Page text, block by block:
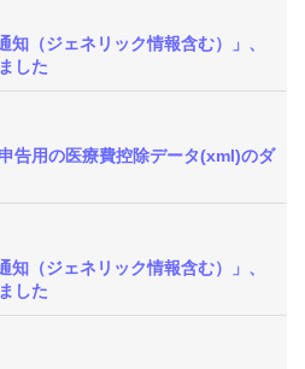
（ジェネリック情報含む）」、
した
告用の医療費控除データ(xml)のダ
（ジェネリック情報含む）」、
した